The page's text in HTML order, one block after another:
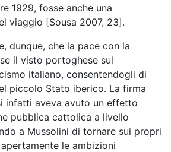
1929, fosse anche una
viaggio [Sousa 2007, 23].
dunque, che la pace con la
il visto portoghese sul
italiano, consentendogli di
piccolo Stato iberico. La firma
infatti aveva avuto un effetto
pubblica cattolica a livello
a Mussolini di tornare sui propri
le ambizioni